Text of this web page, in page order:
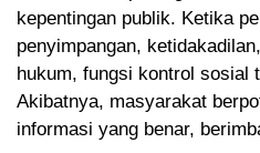
kepentingan publik. Ketika
penyimpangan,
hukum, fungsi kontrol sosial
Akibatnya, masyarakat
informasi yang benar,